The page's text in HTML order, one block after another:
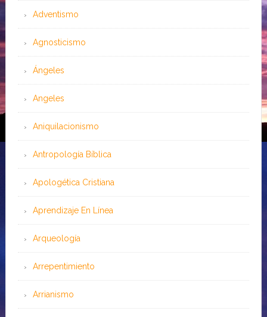
Adventismo
Agnosticismo
Ángeles
Angeles
Aniquilacionismo
Antropología Bíblica
Apologética Cristiana
Aprendizaje En Línea
Arqueología
Arrepentimiento
Arrianismo